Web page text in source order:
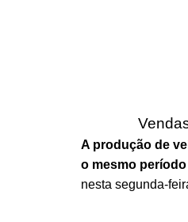
A produção de
o mesmo
nesta segunda-